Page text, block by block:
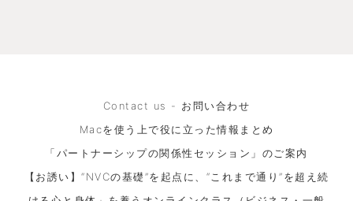
Contact us - お問い合わせ
Macを使う上で役に立った情報まとめ
「パートナーシップの関係性セッション」のご案内
【お誘い】“NVCの基礎”を起点に、“これまで通り”を超え続